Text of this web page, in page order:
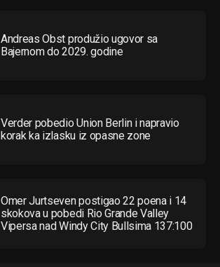
Andreas Obst produžio ugovor sa
Bajernom do 2029. godine
Verder pobedio Union Berlin i napravio
korak ka izlasku iz opasne zone
Omer Jurtseven postigao 22 poena i 14
skokova u pobedi Rio Grande Valley
Vipersa nad Windy City Bullsima 137:100